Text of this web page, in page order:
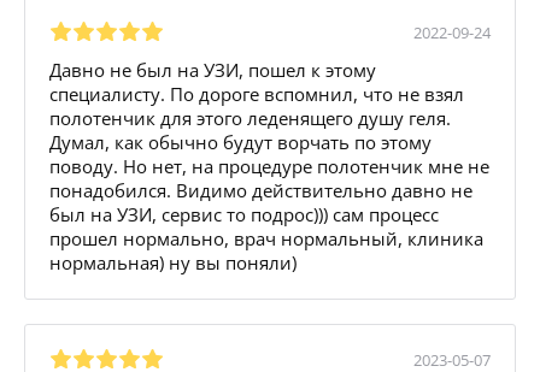
2022-09-24
Давно не был на УЗИ, пошел к этому
специалисту. По дороге вспомнил, что не взял
полотенчик для этого леденящего душу геля.
Думал, как обычно будут ворчать по этому
поводу. Но нет, на процедуре полотенчик мне не
понадобился. Видимо действительно давно не
был на УЗИ, сервис то подрос))) сам процесс
прошел нормально, врач нормальный, клиника
нормальная) ну вы поняли)
2023-05-07